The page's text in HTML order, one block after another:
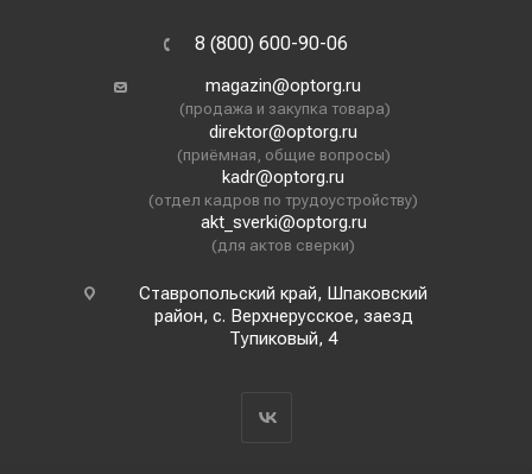
8 (800) 600-90-06
magazin@optorg.ru
(продажа и закупка товара)
direktor@optorg.ru
(приёмная, общие вопросы)
kadr@optorg.ru
(отдел кадров по трудоустройству)
akt_sverki@optorg.ru
(для актов сверки)
Ставропольский край, Шпаковский
район, с. Верхнерусское, заезд
Тупиковый, 4